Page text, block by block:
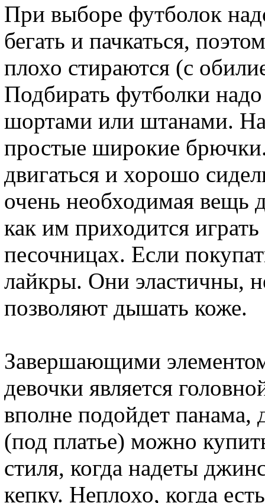
При выборе футболок
бегать и пачкаться,
плохо стираются (с
Подбирать футболки
шортами или штанами.
простые широкие
двигаться и хорошо
очень необходимая вещь
как им приходится
песочницах. Если
лайкры. Они эластичны,
позволяют дышать коже.
Завершающими
девочки является
вполне подойдет панама,
(под платье) можно
стиля, когда надеты
кепку. Неплохо, когда